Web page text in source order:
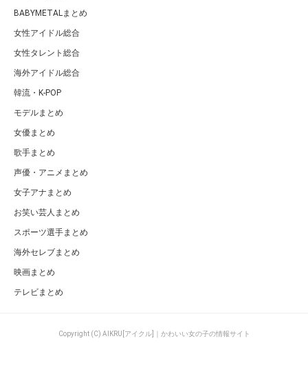
BABYMETALまとめ
女性アイドル総合
女性タレント総合
海外アイドル総合
韓流・K-POP
モデルまとめ
女優まとめ
歌手まとめ
声優・アニメまとめ
女子アナまとめ
お笑い芸人まとめ
スポーツ選手まとめ
海外セレブまとめ
映画まとめ
テレビまとめ
Copyright (C) AIKRU[アイクル]｜かわいい女の子の情報サイト